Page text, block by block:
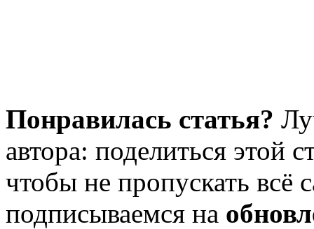
Понравилась статья?
автора: поделиться этой
чтобы не пропускать всё
подписываемся на